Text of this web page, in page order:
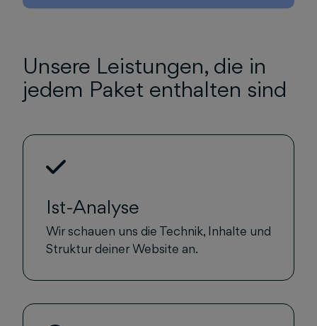
Unsere Leistungen, die in
jedem Paket enthalten sind
Ist-Analyse
Wir schauen uns die Technik, Inhalte und
Struktur deiner Website an.